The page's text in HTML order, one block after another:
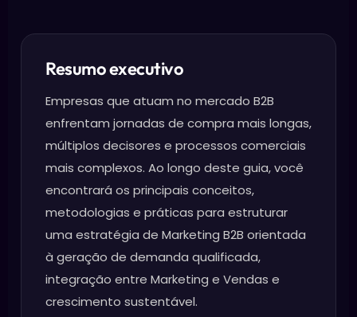
Resumo executivo
Empresas que atuam no mercado B2B
enfrentam jornadas de compra mais longas,
múltiplos decisores e processos comerciais
mais complexos. Ao longo deste guia, você
encontrará os principais conceitos,
metodologias e práticas para estruturar
uma estratégia de Marketing B2B orientada
à geração de demanda qualificada,
integração entre Marketing e Vendas e
crescimento sustentável.